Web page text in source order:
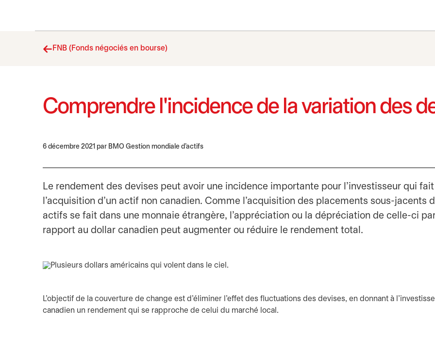
FNB (Fonds négociés en bourse)
Comprendre l'incidence de la variation des
6 décembre 2021 par BMO Gestion mondiale d’actifs
Le rendement des devises peut avoir une incidence importante pour l'investisseur qui fait
l'acquisition d'un actif non canadien. Comme l'acquisition des placements sous-jacents
actifs se fait dans une monnaie étrangère, l'appréciation ou la dépréciation de celle-ci
rapport au dollar canadien peut augmenter ou réduire le rendement total.
L'objectif de la couverture de change est d'éliminer l'effet des fluctuations des devises, en donnant à
canadien un rendement qui se rapproche de celui du marché local.